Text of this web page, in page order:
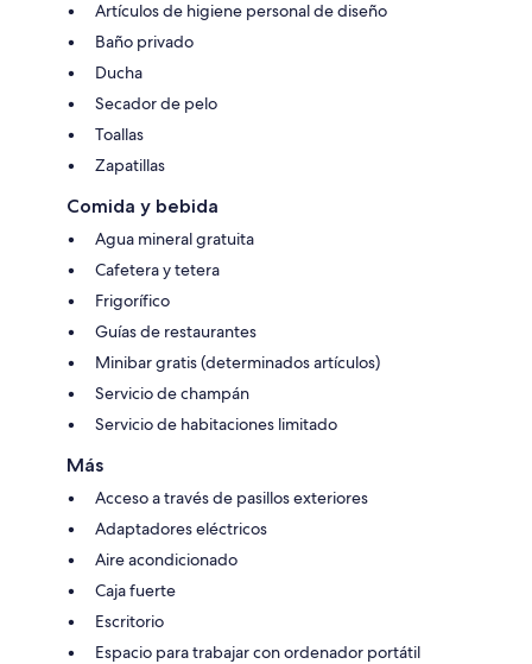
Artículos de higiene personal de diseño
Baño privado
Ducha
Secador de pelo
Toallas
Zapatillas
Comida y bebida
Agua mineral gratuita
Cafetera y tetera
Frigorífico
Guías de restaurantes
Minibar gratis (determinados artículos)
Servicio de champán
Servicio de habitaciones limitado
Más
Acceso a través de pasillos exteriores
Adaptadores eléctricos
Aire acondicionado
Caja fuerte
Escritorio
Espacio para trabajar con ordenador portátil